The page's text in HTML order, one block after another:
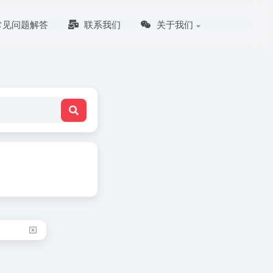
见问题解答 联系我们 关于我们